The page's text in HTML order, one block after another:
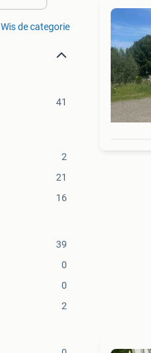
Wis de categorie
41
2
21
16
39
0
0
2